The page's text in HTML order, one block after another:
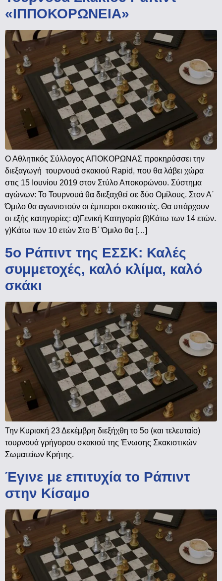
«ΙΠΠΟΚΟΡΩΝΕΙΑ»
Ο Αθλητικός Σύλλογος ΑΠΟΚΟΡΩΝΑΣ προκηρύσσει την
διεξαγωγή τουρνουά σκακιού Rapid, που θα λάβει χώρα
στις 15 Ιουνίου 2019 στον Στύλο Αποκορώνου. Σύστημα
αγώνων: Το Τουρνουά θα διεξαχθεί σε δύο Ομίλους. Στον Α΄
Όμιλο θα αγωνιστούν οι έμπειροι σκακιστές. Θα υπάρχουν
οι εξής κατηγορίες: α)Γενική Κατηγορία β)Κάτω των 14 ετών.
γ)Κάτω των 10 ετών Στο Β΄ Όμιλο θα […]
5ο Ράπιντ της ΕΣΣΚ: Καλές
συμμετοχές, καλό κλίμα, καλό
σκάκι
Την Κυριακή 23 Δεκέμβρη διεξήχθη το 5ο (και τελευταίο)
τουρνουά γρήγορου σκακιού της Ένωσης Σκακιστικών
Σωματείων Κρήτης.
Έγινε με επιτυχία το Ράπιντ
στην Κίσαμο